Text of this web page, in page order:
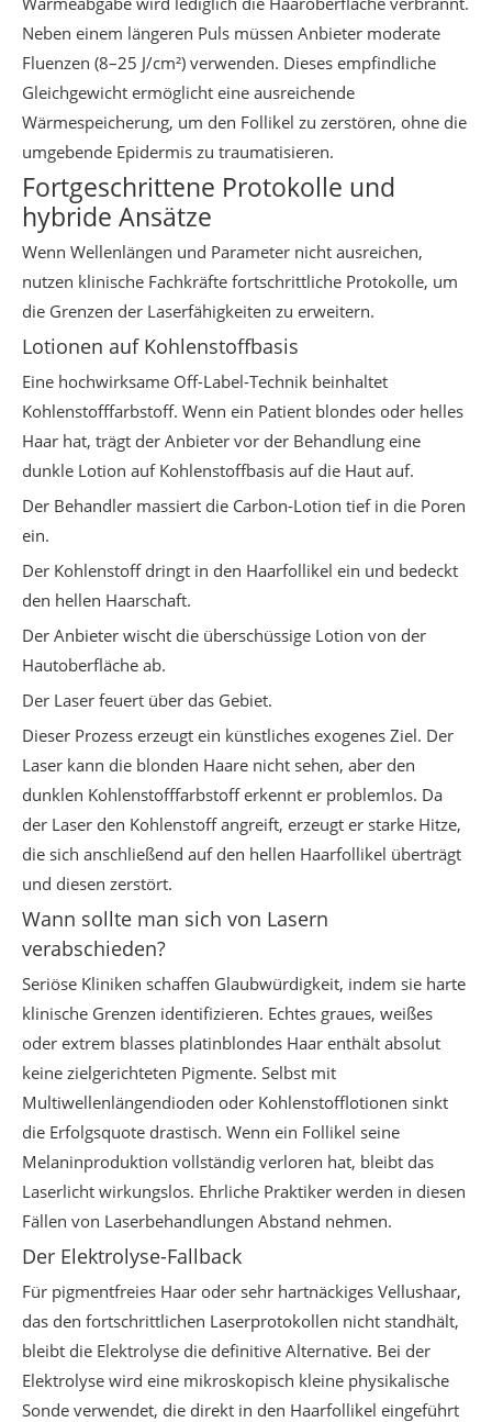
Neben einem längeren Puls müssen Anbieter moderate
Fluenzen (8–25 J/cm²) verwenden. Dieses empfindliche
Gleichgewicht ermöglicht eine ausreichende
Wärmespeicherung, um den Follikel zu zerstören, ohne die
umgebende Epidermis zu traumatisieren.
Fortgeschrittene Protokolle und
hybride Ansätze
Wenn Wellenlängen und Parameter nicht ausreichen,
nutzen klinische Fachkräfte fortschrittliche Protokolle, um
die Grenzen der Laserfähigkeiten zu erweitern.
Lotionen auf Kohlenstoffbasis
Eine hochwirksame Off-Label-Technik beinhaltet
Kohlenstofffarbstoff. Wenn ein Patient blondes oder helles
Haar hat, trägt der Anbieter vor der Behandlung eine
dunkle Lotion auf Kohlenstoffbasis auf die Haut auf.
Der Behandler massiert die Carbon-Lotion tief in die Poren
ein.
Der Kohlenstoff dringt in den Haarfollikel ein und bedeckt
den hellen Haarschaft.
Der Anbieter wischt die überschüssige Lotion von der
Hautoberfläche ab.
Der Laser feuert über das Gebiet.
Dieser Prozess erzeugt ein künstliches exogenes Ziel. Der
Laser kann die blonden Haare nicht sehen, aber den
dunklen Kohlenstofffarbstoff erkennt er problemlos. Da
der Laser den Kohlenstoff angreift, erzeugt er starke Hitze,
die sich anschließend auf den hellen Haarfollikel überträgt
und diesen zerstört.
Wann sollte man sich von Lasern
verabschieden?
Seriöse Kliniken schaffen Glaubwürdigkeit, indem sie harte
klinische Grenzen identifizieren. Echtes graues, weißes
oder extrem blasses platinblondes Haar enthält absolut
keine zielgerichteten Pigmente. Selbst mit
Multiwellenlängendioden oder Kohlenstofflotionen sinkt
die Erfolgsquote drastisch. Wenn ein Follikel seine
Melaninproduktion vollständig verloren hat, bleibt das
Laserlicht wirkungslos. Ehrliche Praktiker werden in diesen
Fällen von Laserbehandlungen Abstand nehmen.
Der Elektrolyse-Fallback
Für pigmentfreies Haar oder sehr hartnäckiges Vellushaar,
das den fortschrittlichen Laserprotokollen nicht standhält,
bleibt die Elektrolyse die definitive Alternative. Bei der
Elektrolyse wird eine mikroskopisch kleine physikalische
Sonde verwendet, die direkt in den Haarfollikel eingeführt